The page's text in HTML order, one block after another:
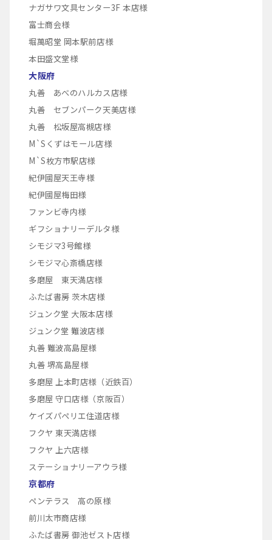
ナガサワ文具センター3F 本店様
富士商会様
堀萬昭堂 岡本駅前店様
本田盛文堂様
大阪府
丸善 あべのハルカス店様
丸善 セブンパーク天美店様
丸善 松坂屋高槻店様
M`Sくずはモール店様
M`S枚方市駅店様
紀伊國屋天王寺様
紀伊國屋梅田様
ファンビ寺内様
ギフショナリーデルタ様
シモジマ3号館様
シモジマ心斎橋店様
多磨屋 東天満店様
ふたば書房 茨木店様
ジュンク堂 大阪本店様
ジュンク堂 難波店様
丸善 難波高島屋様
丸善 堺高島屋様
多磨屋 上本町店様（近鉄百）
多磨屋 守口店様（京阪百）
ケイズパペリエ住道店様
フクヤ 東天満店様
フクヤ 上六店様
ステーショナリーアウラ様
京都府
ペンテラス 高の原様
前川太市商店様
ふたば書房 御池ゼスト店様